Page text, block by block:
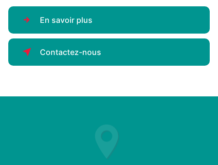
En savoir plus
Contactez-nous